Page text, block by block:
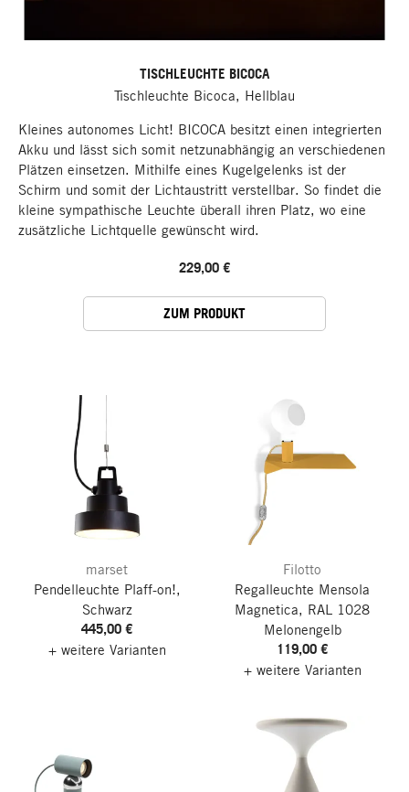
TISCHLEUCHTE BICOCA
Tischleuchte Bicoca, Hellblau
Kleines autonomes Licht! BICOCA besitzt einen integrierten
Akku und lässt sich somit netzunabhängig an verschiedenen
Plätzen einsetzen. Mithilfe eines Kugelgelenks ist der
Schirm und somit der Lichtaustritt verstellbar. So findet die
kleine sympathische Leuchte überall ihren Platz, wo eine
zusätzliche Lichtquelle gewünscht wird.
229,00 €
ZUM PRODUKT
marset
Pendelleuchte Plaff-on!,
Schwarz
445,00 €
+ weitere Varianten
Filotto
Regalleuchte Mensola
Magnetica, RAL 1028
Melonengelb
119,00 €
+ weitere Varianten